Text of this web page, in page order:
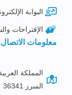
البوابة
الإقتراحات
معلومات الاتصال
المملكة
المبرز 36341